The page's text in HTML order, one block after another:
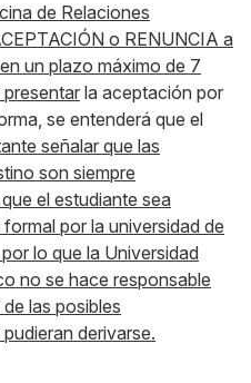
de Relaciones
o RENUNCIA a
un plazo máximo de 7
la aceptación por
se entenderá que el
señalar que las
son siempre
el estudiante sea
por la universidad de
lo que la Universidad
no se hace responsable
las posibles
derivarse.